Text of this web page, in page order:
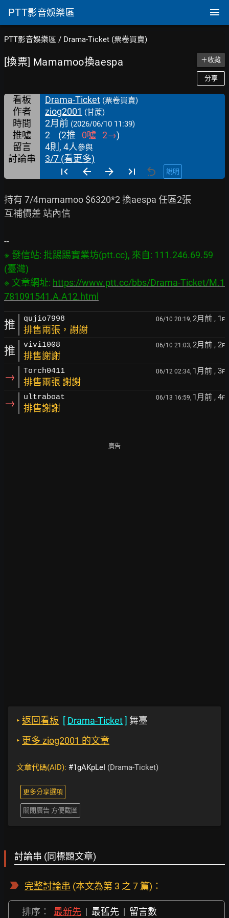
PTT影音娛樂區
PTT影音娛樂區 / Drama-Ticket (票卷買賣)
[換票] Mamamoo換aespa ＋收藏
分享
看板 Drama-Ticket (票卷買賣)
作者 ziog2001 (甘蔗)
時間 2月前 (2026/06/10 11:39)
推噓 2 (2推 0噓 2→)
留言
4則, 4人參與
討論串 3/7 (看更多)
說明
持有 7/4mamamoo $6320*2 換aespa 任區2張
互補價差 站內信
※ 發信站: 批踢踢實業坊(ptt.cc), 來自: 111.246.69.59
(臺灣)
※ 文章網址: https://www.ptt.cc/bbs/Drama-Ticket/M.1
781091541.A.A12.html
推 qujio7998 06/10 20:19, 2月前 , 1 F
排售兩張，謝謝
推 vivi1008 06/10 21:03, 2月前 , 2F
排售謝謝
→ Torch0411 06/12 02:34, 1月前 , 3F
排售兩張 謝謝
→ ultraboat 06/13 16:59, 1月前 , 4F
排售謝謝
廣告
‣ 返回看板 [ Drama-Ticket] 舞臺
‣ 更多 ziog2001 的文章
文章代碼(AID): #1gAKpLeI (Drama-Ticket)
更多分享選項
關閉廣告 方便截圖
討論串 (同標題文章)
完整討論串 (本文為第 3 之 7 篇)：
排序： 最新先 | 最舊先 | 留言數